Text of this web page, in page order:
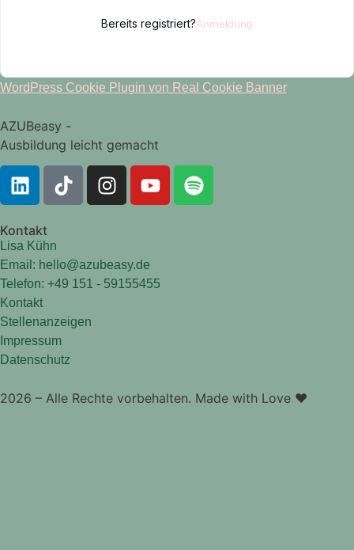
Bereits registriert?Anmeldung
WordPress Cookie Plugin von Real Cookie Banner
AZUBeasy -
Ausbildung leicht gemacht
Kontakt
Lisa Kühn
Email: hello@azubeasy.de
Telefon: +49 151 - 59155455
Kontakt
Stellenanzeigen
Impressum
Datenschutz
2026 – Alle Rechte vorbehalten. Made with Love ❤️